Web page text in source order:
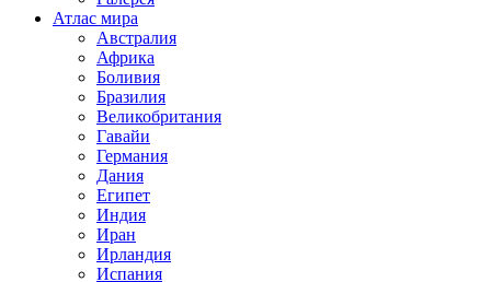
Атлас мира
Австралия
Африка
Боливия
Бразилия
Великобритания
Гавайи
Германия
Дания
Египет
Индия
Иран
Ирландия
Испания